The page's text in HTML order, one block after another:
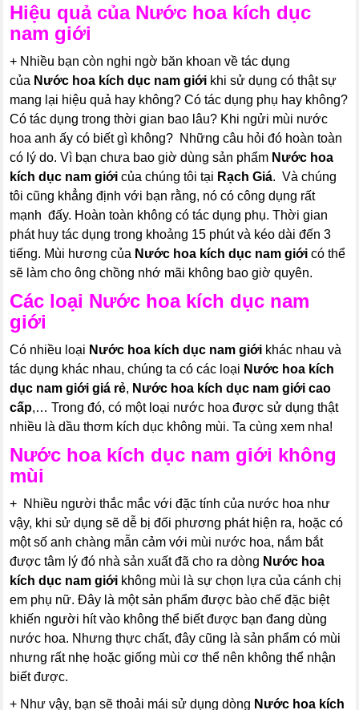
Hiệu quả của Nước hoa kích dục
nam giới
+ Nhiều bạn còn nghi ngờ băn khoan về tác dụng
của Nước hoa kích dục nam giới khi sử dụng có thật sự
mang lại hiệu quả hay không? Có tác dụng phụ hay không?
Có tác dụng trong thời gian bao lâu? Khi ngửi mùi nước
hoa anh ấy có biết gì không? Những câu hỏi đó hoàn toàn
có lý do. Vì bạn chưa bao giờ dùng sản phẩm Nước hoa
kích dục nam giới của chúng tôi tại Rạch Giá. Và chúng
tôi cũng khẳng định với bạn rằng, nó có công dụng rất
mạnh đấy. Hoàn toàn không có tác dụng phụ. Thời gian
phát huy tác dụng trong khoảng 15 phút và kéo dài đến 3
tiếng. Mùi hương của Nước hoa kích dục nam giới có thể
sẽ làm cho ông chồng nhớ mãi không bao giờ quyên.
Các loại Nước hoa kích dục nam
giới
Có nhiều loại Nước hoa kích dục nam giới khác nhau và
tác dụng khác nhau, chúng ta có các loại Nước hoa kích
dục nam giới giá rẻ, Nước hoa kích dục nam giới cao
cấp,… Trong đó, có một loại nước hoa được sử dụng thật
nhiều là dầu thơm kích dục không mùi. Ta cùng xem nha!
Nước hoa kích dục nam giới không
mùi
+ Nhiều người thắc mắc với đặc tính của nước hoa như
vậy, khi sử dụng sẽ dễ bị đối phương phát hiện ra, hoặc có
một số anh chàng mẫn cảm với mùi nước hoa, nắm bắt
được tâm lý đó nhà sản xuất đã cho ra dòng Nước hoa
kích dục nam giới không mùi là sự chọn lựa của cánh chị
em phụ nữ. Đây là một sản phẩm được bào chế đặc biệt
khiến người hít vào không thể biết được bạn đang dùng
nước hoa. Nhưng thực chất, đây cũng là sản phẩm có mùi
nhưng rất nhẹ hoặc giống mùi cơ thể nên không thể nhận
biết được.
+ Như vậy, bạn sẽ thoải mái sử dụng dòng Nước hoa kích